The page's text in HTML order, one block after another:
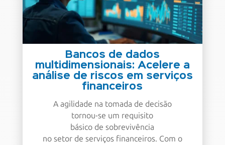
Bancos de dados
multidimensionais: Acelere a
análise de riscos em serviços
financeiros
A agilidade na tomada de decisão
tornou-se um requisito
básico de sobrevivência
no setor de serviços financeiros. Com o